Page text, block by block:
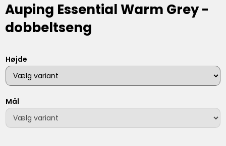
Auping Essential Warm Grey -
dobbeltseng
Højde
Mål